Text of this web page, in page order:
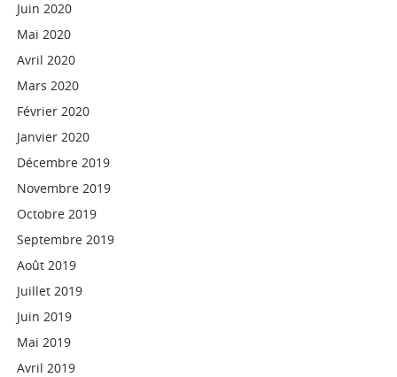
Juin 2020
Mai 2020
Avril 2020
Mars 2020
Février 2020
Janvier 2020
Décembre 2019
Novembre 2019
Octobre 2019
Septembre 2019
Août 2019
Juillet 2019
Juin 2019
Mai 2019
Avril 2019